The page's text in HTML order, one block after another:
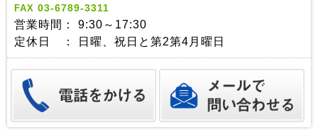
FAX 03-6789-3311
営業時間： 9:30～17:30
定休日 ： 日曜、祝日と第2第4月曜日